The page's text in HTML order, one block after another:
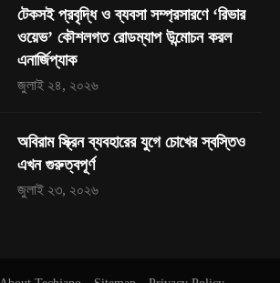
টেকসই প্রবৃদ্ধি ও ব্যবসা সম্প্রসারণে ‘রিভার
ওয়েভ’ কৌশলগত রোডম্যাপ উন্মোচন করল
এনার্জিপ্যাক
জুলাই ২৪, ২০২৬
অবিরাম স্ক্রিন ব্যবহারের যুগে চোখের স্বস্তিও
এখন গুরুত্বপূর্ণ
জুলাই ২৩, ২০২৬